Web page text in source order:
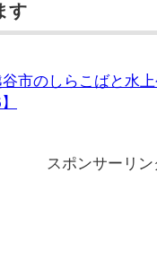
す
市のしらこばと水
スポンサーリン